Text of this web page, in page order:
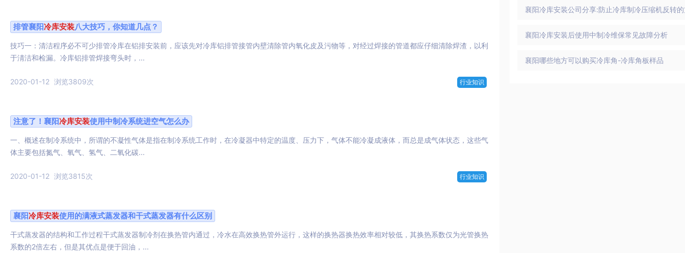
排管襄阳冷库安装八大技巧，你知道几点？
技巧一：清洁程序必不可少排管冷库在铝排安装前，应该先对冷库铝排管接管内壁清除管内氧化皮及污物等，对经过焊接的管道都应仔细清除焊渣，以利
于淸洁和检漏。冷库铝排管焊接弯头时，...
2020-01-12 浏览3809次 行业知识
注意了！襄阳冷库安装使用中制冷系统进空气怎么办
一、概述在制冷系统中，所谓的不凝性气体是指在制冷系统工作时，在冷凝器中特定的温度、压力下，气体不能冷凝成液体，而总是成气体状态，这些气
体主要包括氮气、氧气、氢气、二氧化碳...
2020-01-12 浏览3815次 行业知识
襄阳冷库安装使用的满液式蒸发器和干式蒸发器有什么区别
干式蒸发器的结构和工作过程干式蒸发器制冷剂在换热管内通过，冷水在高效换热管外运行，这样的换热器换热效率相对较低，其换热系数仅为光管换热
系数的2倍左右，但是其优点是便于回油，...
襄阳冷库安装公司分享:防止冷库制冷压缩机反转
襄阳冷库安装后使用中制冷维保常见故障分析
襄阳哪些地方可以购买冷库角-冷库角板样品